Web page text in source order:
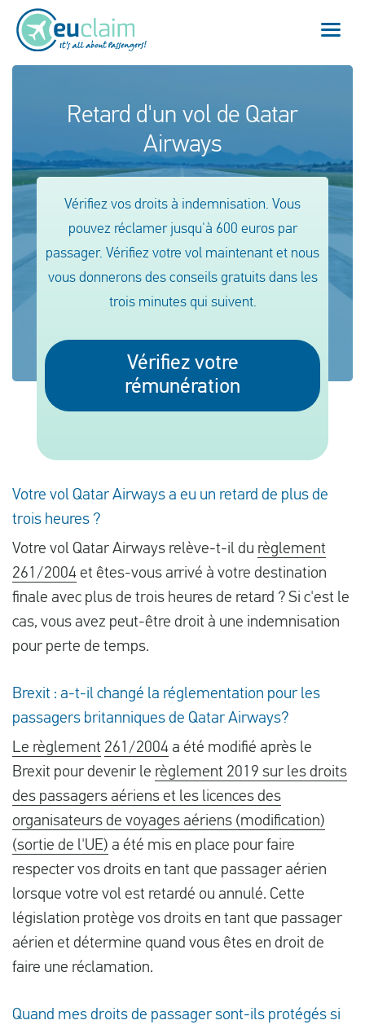
Contrôler la compensation
A propos de nous
Contact
Vol annulé
Connexion manquée
Refus d'embarquement
Notre service
Se connecter
Retard d'un vol de Qatar
Airways
Vérifiez vos droits à indemnisation. Vous
pouvez réclamer jusqu'à 600 euros par
passager. Vérifiez votre vol maintenant et nous
vous donnerons des conseils gratuits dans les
trois minutes qui suivent.
Vérifiez votre
rémunération
Votre vol Qatar Airways a eu un retard de plus de
trois heures ?
Votre vol Qatar Airways relève-t-il du règlement
261/2004 et êtes-vous arrivé à votre destination
finale avec plus de trois heures de retard ? Si c'est le
cas, vous avez peut-être droit à une indemnisation
pour perte de temps.
Brexit : a-t-il changé la réglementation pour les
passagers britanniques de Qatar Airways?
Le règlement 261/2004 a été modifié après le
Brexit pour devenir le règlement 2019 sur les droits
des passagers aériens et les licences des
organisateurs de voyages aériens (modification)
(sortie de l'UE) a été mis en place pour faire
respecter vos droits en tant que passager aérien
lorsque votre vol est retardé ou annulé. Cette
législation protège vos droits en tant que passager
aérien et détermine quand vous êtes en droit de
faire une réclamation.
Quand mes droits de passager sont-ils protégés si